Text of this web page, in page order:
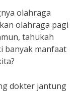
olahraga
olahraga pagi
tahukah
banyak manfaat
dokter jantung